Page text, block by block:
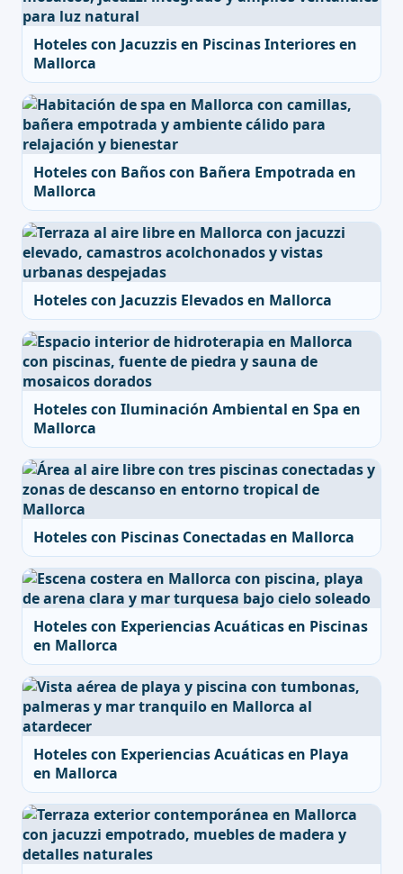
Hoteles con Jacuzzis en Piscinas Interiores en
Mallorca
Hoteles con Baños con Bañera Empotrada en
Mallorca
Hoteles con Jacuzzis Elevados en Mallorca
Hoteles con Iluminación Ambiental en Spa en
Mallorca
Hoteles con Piscinas Conectadas en Mallorca
Hoteles con Experiencias Acuáticas en Piscinas
en Mallorca
Hoteles con Experiencias Acuáticas en Playa
en Mallorca